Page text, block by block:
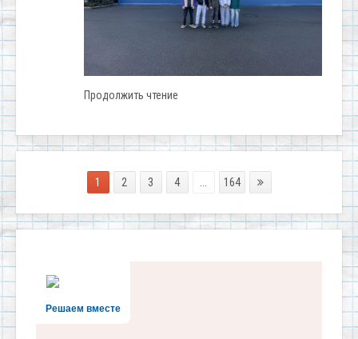
Продолжить чтение
1 2 3 4 164
Решаем вместе